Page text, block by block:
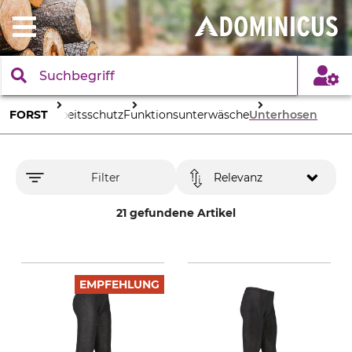
FORST ArbeitsschutzFunktionsunterwäscheUnterhosen
Filter
21 gefundene Artikel
Relevanz
EMPFEHLUNG